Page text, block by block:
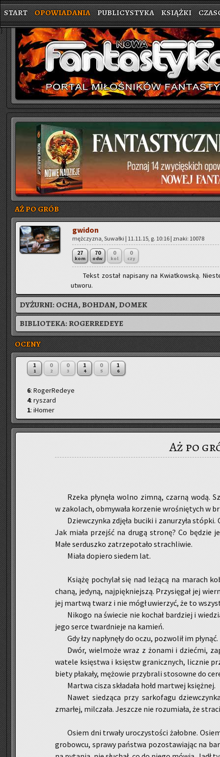
START OPOWIADANIA PUBLICYSTYKA KSIĄŻKI
}
AŻ PO GRÓB
gwi­don
męż­czy­zna, Su­wał­ki | 11.11.15, g. 10:16 | znaki: 10078
27
kom
70
odw
0
kol
0
czy
Tekst zo­stał na­pi­sa­ny na Kwiat­kow­ską.
utwo­ru.
DYŻURNI: OCHA, BOHDAN, DOMEK
BIBLIOTEKA:ROGERREDEYE
OCENY
1
1
0
2
0
3
1
4
0
5
1
6
6: RogerRedeye
4: ryszard
1: iHomer
Aż po
Rzeka pły­nę­ła wolno zimną, czar­ną wodą.
w za­ko­lach, ob­my­wa­ła ko­rze­nie wro­śnię­tych w
Dziew­czyn­ka zdję­ła bu­ci­ki i za­nu­rzy­ła stóp­ki.
Jak miała przejść na drugą stro­nę? Co bę­dzie
Małe ser­dusz­ko za­trze­po­ta­ło stra­chli­wie.
Miała do­pie­ro sie­dem lat.
Ksią­żę po­chy­lał się nad le­żą­cą na ma­rach
cha­ną, je­dy­ną, naj­pięk­niej­szą. Przy­się­gał jej
jej mar­twą twarz i nie mógł uwie­rzyć, że to
Ni­ko­go na świe­cie nie ko­chał bar­dziej i
jego serce tward­nie­je na ka­mień.
Gdy łzy na­pły­nę­ły do oczu, po­zwo­lił im pły­nąć.
Dwór, wiel­mo­że wraz z żo­na­mi i dzieć­mi,
wa­te­le księ­stwa i księstw gra­nicz­nych, licz­nie
bie­ty pła­ka­ły, mę­żo­wie przy­bra­li sto­sow­ne do
Mar­twa cisza skła­da­ła hołd mar­twej księż­nej.
Nawet sie­dzą­ca przy sar­ko­fa­gu
zmar­łej, mil­cza­ła. Jesz­cze nie ro­zu­mia­ła, że
Osiem dni trwa­ły uro­czy­sto­ści ża­łob­ne.
gro­bow­cu, spra­wy pań­stwa po­zo­sta­wia­jąc na